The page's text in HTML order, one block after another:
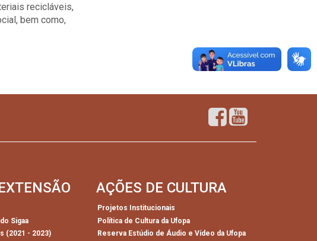
recicláveis,
bem como,
Sigaa
(2021 - 2023)
AÇÕES DE CULTURA
Projetos Institucionais
Política de Cultura da Ufopa
Reserva Estúdio de Áudio e Vídeo da Ufopa